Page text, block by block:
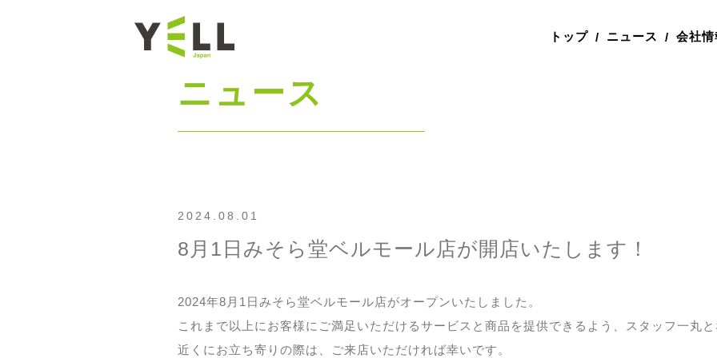
トップ / ニュース / 会社情
ニュース
2024.08.01
8月1日みそら堂ベルモール店が開店いたします！
2024年8月1日みそら堂ベルモール店がオープンいたしました。
これまで以上にお客様にご満足いただけるサービスと商品を提供できるよう、スタッフ一丸
近くにお立ち寄りの際は、ご来店いただければ幸いです。